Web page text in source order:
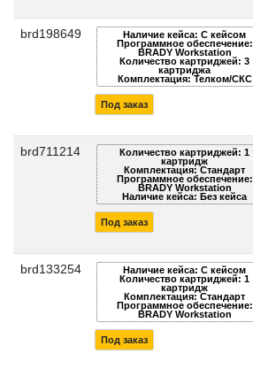
brd198649
Наличие кейса: С кейсом
Программное обеспечение:
BRADY Workstation
Количество картриджей: 3
картриджа
Комплектация: Телком/СКС
Под заказ
brd711214
Количество картриджей: 1
картридж
Комплектация: Стандарт
Программное обеспечение:
BRADY Workstation
Наличие кейса: Без кейса
Под заказ
brd133254
Наличие кейса: С кейсом
Количество картриджей: 1
картридж
Комплектация: Стандарт
Программное обеспечение:
BRADY Workstation
Под заказ